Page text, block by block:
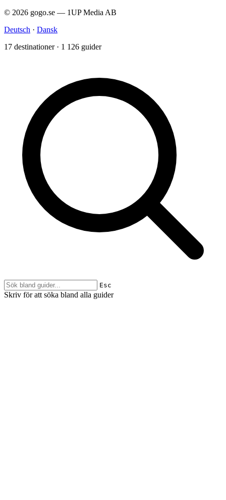
© 2026 gogo.se — 1UP Media AB
Deutsch · Dansk
17 destinationer · 1 126 guider
Esc
Skriv för att söka bland alla guider